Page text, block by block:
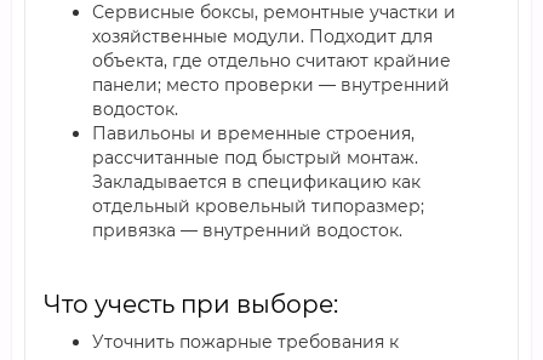
Сервисные боксы, ремонтные участки и
хозяйственные модули. Подходит для
объекта, где отдельно считают крайние
панели; место проверки — внутренний
водосток.
Павильоны и временные строения,
рассчитанные под быстрый монтаж.
Закладывается в спецификацию как
отдельный кровельный типоразмер;
привязка — внутренний водосток.
Что учесть при выборе:
Уточнить пожарные требования к